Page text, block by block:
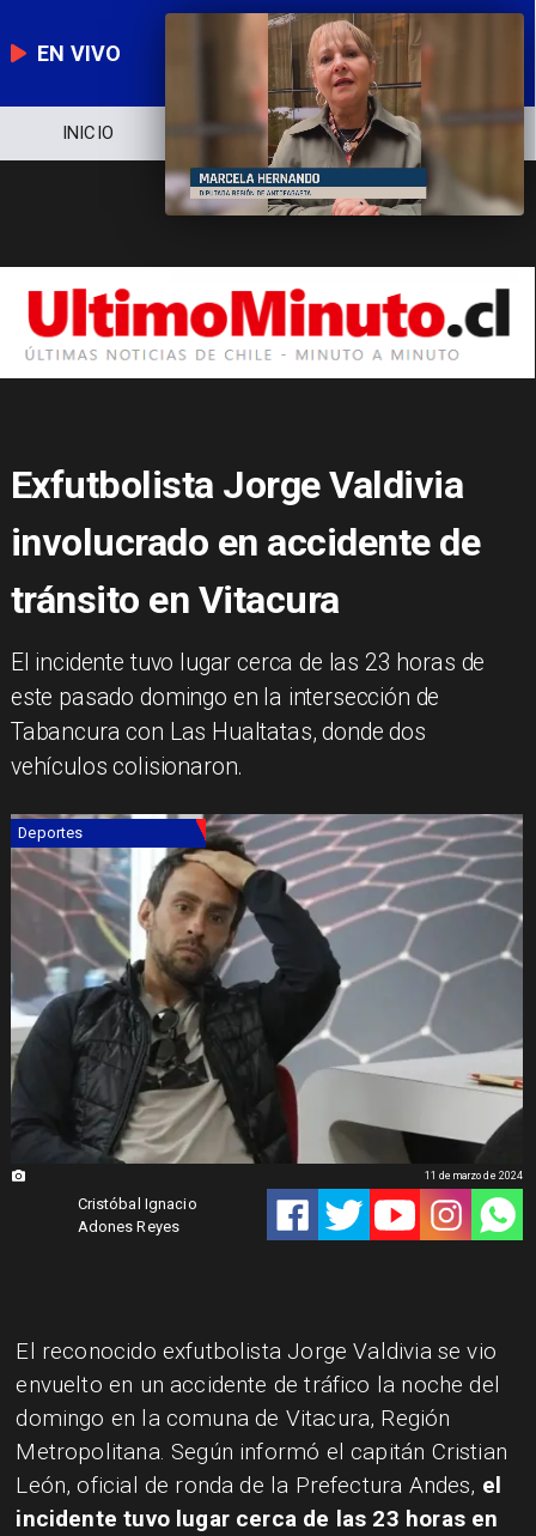
EN VIVO
NOTICIERO POLÍTICA ECONOMÍA
Exfutbolista Jorge Valdivia
involucrado en accidente de
tránsito en Vitacura
El incidente tuvo lugar cerca de las 23 horas de
este pasado domingo en la intersección de
Tabancura con Las Hualtatas, donde dos
vehículos colisionaron.
Deportes
Cristóbal Ignacio
Adones Reyes
11 de marzo de 2024
El reconocido exfutbolista Jorge Valdivia se vio
envuelto en un accidente de tráfico la noche del
domingo en la comuna de Vitacura, Región
Metropolitana. Según informó el capitán Cristian
León, oficial de ronda de la Prefectura Andes, el
incidente tuvo lugar cerca de las 23 horas en